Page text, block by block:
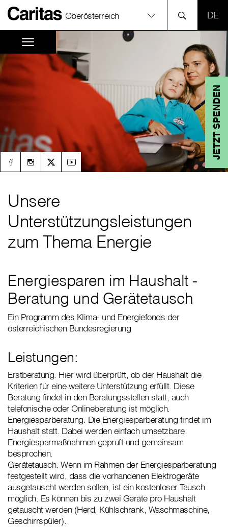
Oberösterreich
JETZT SPENDEN
Unsere
Unterstützungsleistungen
zum Thema Energie
Energiesparen im Haushalt -
Beratung und Gerätetausch
Ein Programm des Klima- und Energiefonds der
österreichischen Bundesregierung
Leistungen:
Erstberatung: Hier wird überprüft, ob der Haushalt die
Kriterien für eine weitere Unterstützung erfüllt. Diese
Beratung findet in den Beratungsstellen statt, auch
telefonische oder Onlineberatung ist möglich.
Energiesparberatung: Die Energiesparberatung findet im
Haushalt statt. Dabei werden einfach umsetzbare
Energiesparmaßnahmen geprüft und gemeinsam
besprochen.
Gerätetausch: Wenn im Rahmen der Energiesparberatung
festgestellt wird, dass die vorhandenen Elektrogeräte
ausgetauscht werden sollen, ist ein kostenloser Tausch
möglich. Es können bis zu zwei Geräte pro Haushalt
getauscht werden (Herd, Kühlschrank, Waschmaschine,
Geschirrspüler).